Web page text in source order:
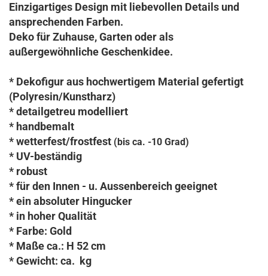
Einzigartiges Design mit liebevollen Details und
ansprechenden Farben.
Deko für Zuhause, Garten oder als
außergewöhnliche Geschenkidee.
* Dekofigur aus hochwertigem Material gefertigt
(Polyresin/Kunstharz)
* detailgetreu modelliert
* handbemalt
* wetterfest/frostfest (bis ca. -10 Grad)
* UV-beständig
* robust
* für den Innen - u. Aussenbereich geeignet
* ein absoluter Hingucker
* in hoher Qualität
* Farbe: Gold
* Maße ca.: H 52 cm
* Gewicht: ca. kg